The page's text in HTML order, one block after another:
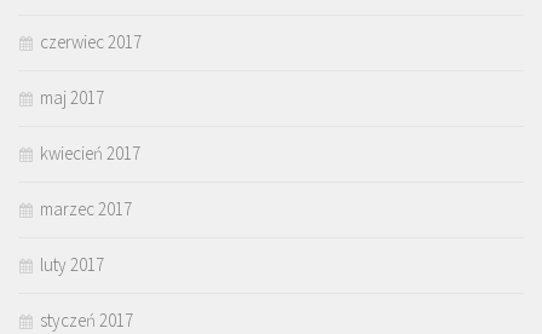
czerwiec 2017
maj 2017
kwiecień 2017
marzec 2017
luty 2017
styczeń 2017